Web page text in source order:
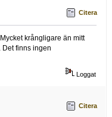
Citera
krångligare än mitt
Det finns ingen
Loggat
Citera